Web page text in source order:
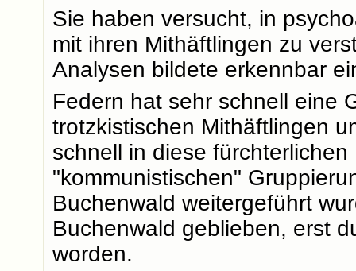
Sie haben versucht, in
mit ihren Mithäftlingen zu
Analysen bildete erkennbar
Federn hat sehr schnell eine
trotzkistischen Mithäftlingen
schnell in diese
"kommunistischen"
Buchenwald weitergeführt
Buchenwald geblieben, erst
worden.